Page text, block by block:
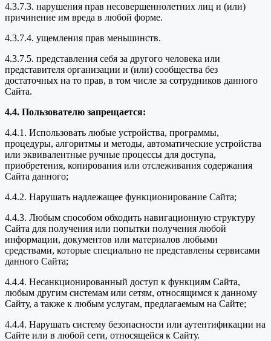
4.3.7.3. нарушения прав несовершеннолетних лиц и (или)
причинение им вреда в любой форме.
4.3.7.4. ущемления прав меньшинств.
4.3.7.5. представления себя за другого человека или
представителя организации и (или) сообщества без
достаточных на то прав, в том числе за сотрудников данного
Сайта.
4.4. Пользователю запрещается:
4.4.1. Использовать любые устройства, программы,
процедуры, алгоритмы и методы, автоматические устройства
или эквивалентные ручные процессы для доступа,
приобретения, копирования или отслеживания содержания
Сайта данного;
4.4.2. Нарушать надлежащее функционирование Сайта;
4.4.3. Любым способом обходить навигационную структуру
Сайта для получения или попытки получения любой
информации, документов или материалов любыми
средствами, которые специально не представлены сервисами
данного Сайта;
4.4.4. Несанкционированный доступ к функциям Сайта,
любым другим системам или сетям, относящимся к данному
Сайту, а также к любым услугам, предлагаемым на Сайте;
4.4.4. Нарушать систему безопасности или аутентификации на
Сайте или в любой сети, относящейся к Сайту.